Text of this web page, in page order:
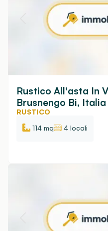
Rustico All'asta In
Brusnengo Bi,
RUSTICO
114 mq
4 locali